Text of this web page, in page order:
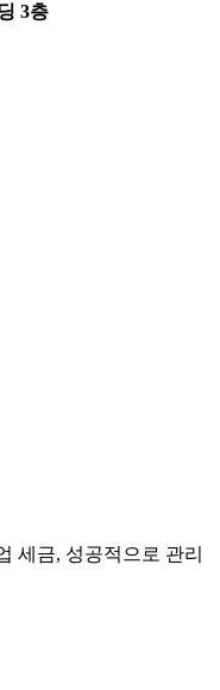
3층
세금, 성공적으로 관리